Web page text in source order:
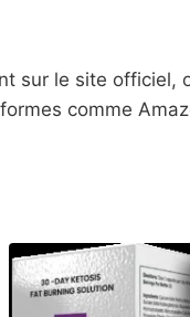
sur le site
comme